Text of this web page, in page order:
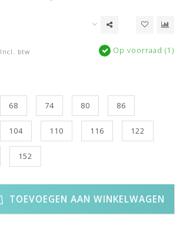
Incl. btw Op voorraad (1)
68 74 80 86
104 110 116 122
152
TOEVOEGEN AAN WINKELWAGEN